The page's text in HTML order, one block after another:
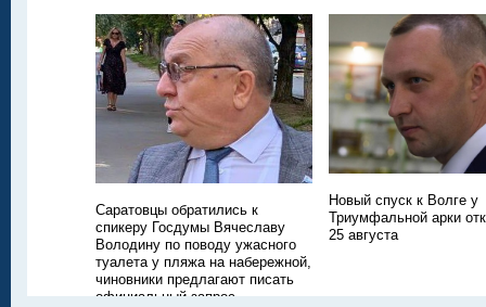
Саратовцы обратились к
спикеру Госдумы Вячеславу
Володину по поводу ужасного
туалета у пляжа на набережной,
чиновники предлагают писать
официальный запрос
Новый спуск к Волге у
Триумфальной арки
25 августа